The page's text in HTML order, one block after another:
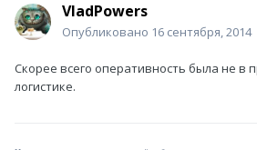
VladPowers
Опубликовано 16 сентября, 2014
Скорее всего оперативность была не в
логистике.